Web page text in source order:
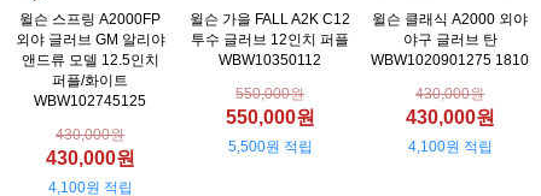
윌슨 스프링 A2000FP
외야 글러브 GM 알리야
앤드류 모델 12.5인치
퍼플/화이트
WBW102745125
430,000원
430,000원
4,100원 적립
윌슨 가을 FALL A2K C12
투수 글러브 12인치 퍼플
WBW10350112
550,000원
550,000원
5,500원 적립
윌슨 클래식 A2000 외야
야구 글러브 탄
WBW1020901275 1810
430,000원
430,000원
4,100원 적립